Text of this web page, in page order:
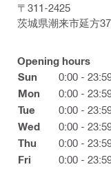
〒311-2425
茨城県潮来市延方
Opening hours
Sun
0:00 -
Mon
0:00 -
Tue
0:00 -
Wed
0:00 -
Thu
0:00 -
Fri
0:00 -